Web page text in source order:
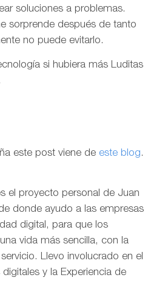
soluciones a problemas.
sorprende después de tanto
no puede evitarlo.
si hubiera más Luditas
este post viene de este blog.
el proyecto personal de Juan
donde ayudo a las empresas
digital, para que los
vida más sencilla, con la
Llevo involucrado en el
y la Experiencia de